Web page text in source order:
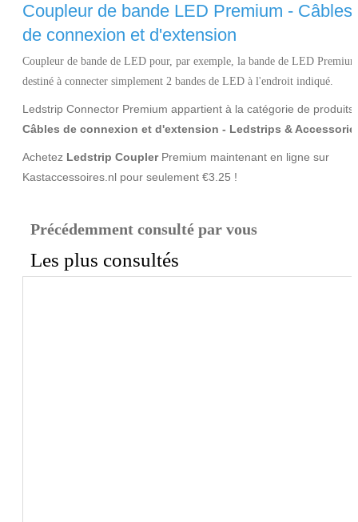
Coupleur de bande LED Premium - Câbles
de connexion et d'extension
Coupleur de bande de LED pour, par exemple, la bande de LED
destiné à connecter simplement 2 bandes de LED à l'endroit indiqué.
Ledstrip Connector Premium appartient à la catégorie de produits
Câbles de connexion et d'extension - Ledstrips &
Achetez Ledstrip CouplerPremium maintenant en ligne sur
Kastaccessoires.nl pour seulement €3.25 !
Précédemment consulté par vous
Les plus consultés